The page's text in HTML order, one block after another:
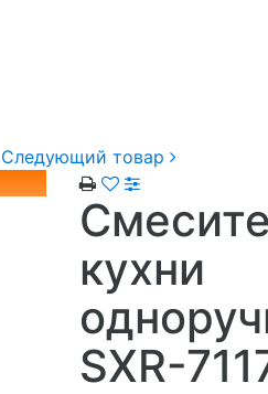
Следующий товар
кухни
SXR-